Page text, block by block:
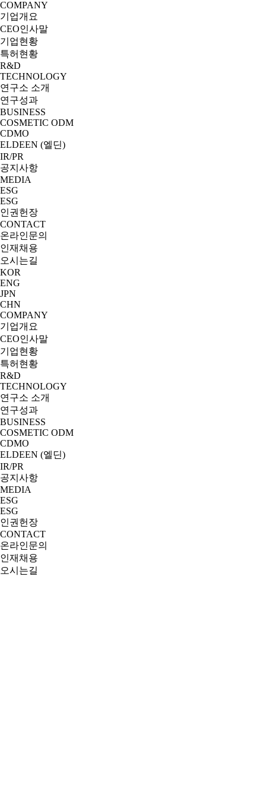
COMPANY
기업개요
CEO인사말
기업현황
특허현황
R&D
TECHNOLOGY
연구소 소개
연구성과
BUSINESS
COSMETIC ODM
CDMO
ELDEEN (엘딘)
IR/PR
공지사항
MEDIA
ESG
ESG
인권헌장
CONTACT
온라인문의
인재채용
오시는길
KOR
ENG
JPN
CHN
COMPANY
기업개요
CEO인사말
기업현황
특허현황
R&D
TECHNOLOGY
연구소 소개
연구성과
BUSINESS
COSMETIC ODM
CDMO
ELDEEN (엘딘)
IR/PR
공지사항
MEDIA
ESG
ESG
인권헌장
CONTACT
온라인문의
인재채용
오시는길